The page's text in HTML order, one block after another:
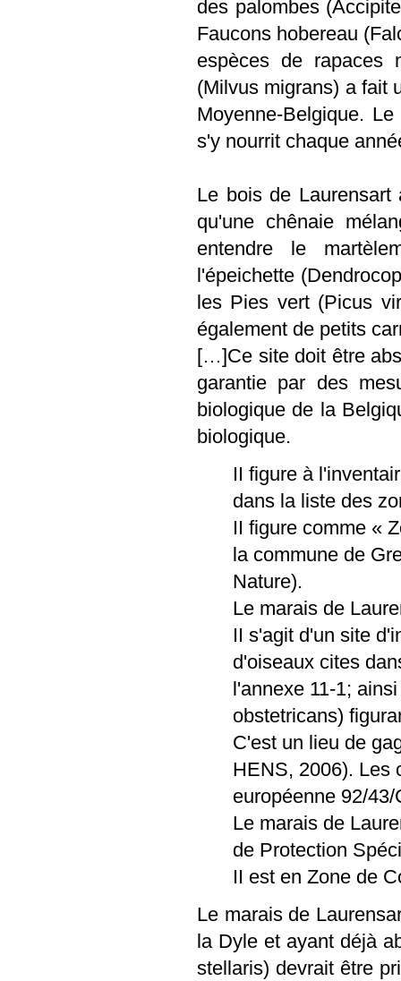
des palombes
Faucons hobereau
espèces de rapaces
(Milvus migrans) a fait
Moyenne-Belgique.
s'y nourrit chaque
Le bois de Laurensart
qu'une chênaie
entendre le
l'épeichette
les Pies vert (Picus
également de petits
[…]Ce site doit être
garantie par des
biologique de la
biologique.
II figure à
dans la liste des
II figure comme «
la commune de
Nature).
Le marais de
II s'agit d'un site
d'oiseaux cites
l'annexe 11-1;
obstetricans)
C'est un lieu de
HENS, 2006). Les
européenne 92/
Le marais de
de Protection
II est en Zone de
Le marais de
la Dyle et ayant déjà
stellaris) devrait être